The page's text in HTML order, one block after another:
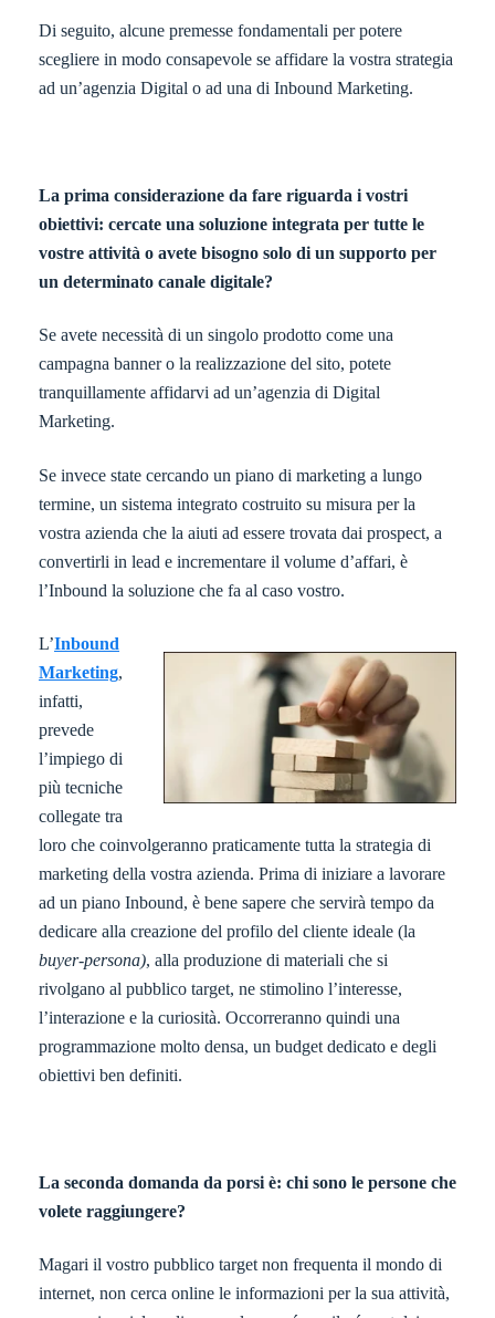
Di seguito, alcune premesse fondamentali per potere
scegliere in modo consapevole se affidare la vostra strategia
ad un’agenzia Digital o ad una di Inbound Marketing.
La prima considerazione da fare riguarda i vostri
obiettivi: cercate una soluzione integrata per tutte le
vostre attività o avete bisogno solo di un supporto per
un determinato canale digitale?
Se avete necessità di un singolo prodotto come una
campagna banner o la realizzazione del sito, potete
tranquillamente affidarvi ad un’agenzia di Digital
Marketing.
Se invece state cercando un piano di marketing a lungo
termine, un sistema integrato costruito su misura per la
vostra azienda che la aiuti ad essere trovata dai prospect, a
convertirli in lead e incrementare il volume d’affari, è
l’Inbound la soluzione che fa al caso vostro.
L’Inbound
Marketing,
infatti,
prevede
l’impiego di
più tecniche
collegate tra
loro che coinvolgeranno praticamente tutta la strategia di
marketing della vostra azienda. Prima di iniziare a lavorare
ad un piano Inbound, è bene sapere che servirà tempo da
dedicare alla creazione del profilo del cliente ideale (la
buyer-persona), alla produzione di materiali che si
rivolgano al pubblico target, ne stimolino l’interesse,
l’interazione e la curiosità. Occorreranno quindi una
programmazione molto densa, un budget dedicato e degli
obiettivi ben definiti.
La seconda domanda da porsi è: chi sono le persone che
volete raggiungere?
Magari il vostro pubblico target non frequenta il mondo di
internet, non cerca online le informazioni per la sua attività,